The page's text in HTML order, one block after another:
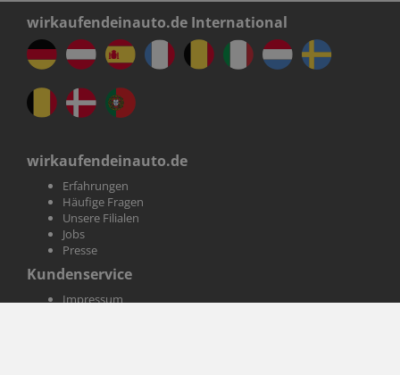
wirkaufendeinauto.de International
wirkaufendeinauto.de
Erfahrungen
Häufige Fragen
Unsere Filialen
Jobs
Presse
Kundenservice
Impressum